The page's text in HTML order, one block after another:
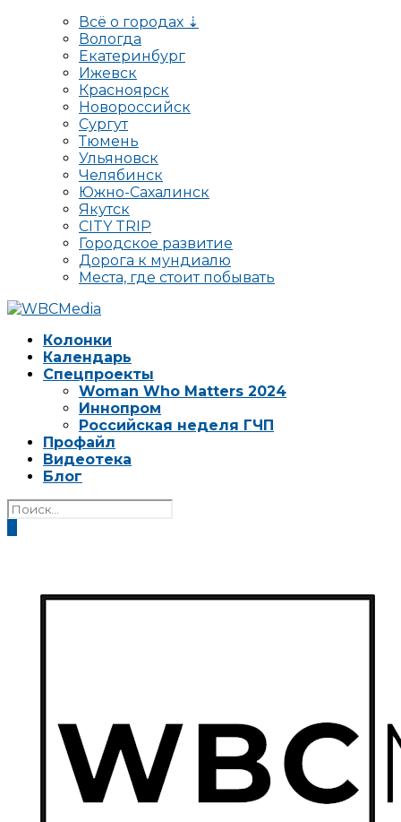
Всё о городах ⇣
Вологда
Екатеринбург
Ижевск
Красноярск
Новороссийск
Сургут
Тюмень
Ульяновск
Челябинск
Южно-Сахалинск
Якутск
CITY TRIP
Городское развитие
Дорога к мундиалю
Места, где стоит побывать
Колонки
Календарь
Спецпроекты
Woman Who Matters 2024
Иннопром
Российская неделя ГЧП
Профайл
Видеотека
Блог